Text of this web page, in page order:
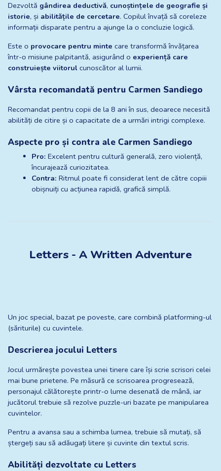
Dezvoltă gândirea deductivă, cunoștințele de geografie și
istorie, și abilitățile de cercetare. Copilul învață să coreleze
informații disparate pentru a ajunge la o concluzie logică.
Este o provocare pentru minte care transformă învățarea
într-o misiune palpitantă, asigurând o experiență care
construiește viitorul cunoscător al lumii.
Vârsta recomandată pentru Carmen Sandiego
Recomandat pentru copii de la 8 ani în sus, deoarece necesită
abilități de citire și o capacitate de a urmări intrigi complexe.
Aspecte pro și contra ale Carmen Sandiego
Pro: Excelent pentru cultură generală, zero violență,
încurajează curiozitatea.
Contra: Ritmul poate fi considerat lent de către copiii
obișnuiți cu acțiunea rapidă, grafică simplă.
Letters - A Written Adventure
Un joc special, bazat pe poveste, care combină platforming-ul
(săriturile) cu cuvintele.
Descrierea jocului Letters
Jocul urmărește povestea unei tinere care își scrie scrisori celei
mai bune prietene. Pe măsură ce scrisoarea progresează,
personajul călătorește printr-o lume desenată de mână, iar
jucătorul trebuie să rezolve puzzle-uri bazate pe manipularea
cuvintelor.
Pentru a avansa sau a schimba lumea, trebuie să mutați, să
ștergeți sau să adăugați litere și cuvinte din textul scris.
Abilități dezvoltate cu Letters